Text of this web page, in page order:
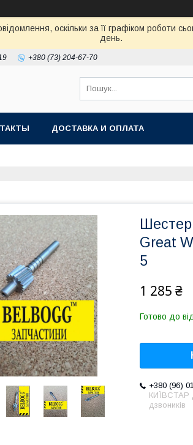
оскільки за її графіком роботи
день.
+380 (73) 204-67-70
ДОСТАВКА И ОПЛАТА
Great
5
1 285 ₴
Готово до
+380 (96)
КИЇВСТАР
дзвоників